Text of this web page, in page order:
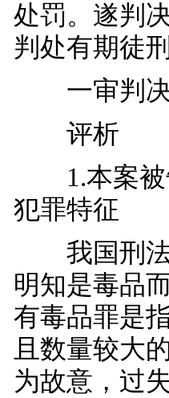
处罚。遂判
判处有期徒
一审判决
评析
1.本案被
犯罪特征
我国刑法
明知是毒品
有毒品罪是
且数量较大
为故意，过